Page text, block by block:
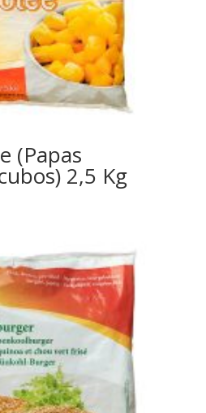
(Papas
2,5 Kg